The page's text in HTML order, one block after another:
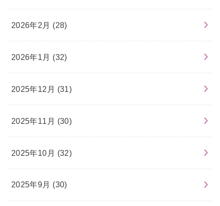
2026年2月 (28)
2026年1月 (32)
2025年12月 (31)
2025年11月 (30)
2025年10月 (32)
2025年9月 (30)